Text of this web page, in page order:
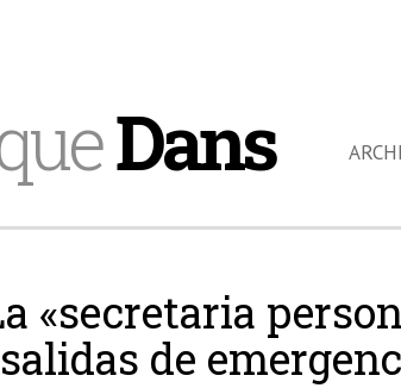
Dans
«secretaria
de